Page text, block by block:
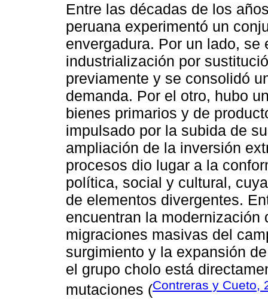
Entre las décadas de los
peruana experimentó un
envergadura. Por un lado, se
industrialización por
previamente y se consolidó
demanda. Por el otro, hubo
bienes primarios y de
impulsado por la subida de
ampliación de la inversión
procesos dio lugar a la
política, social y cultural,
de elementos divergentes.
encuentran la
migraciones masivas del
surgimiento y la expansión
el grupo cholo está
mutaciones (Contreras y Cueto,